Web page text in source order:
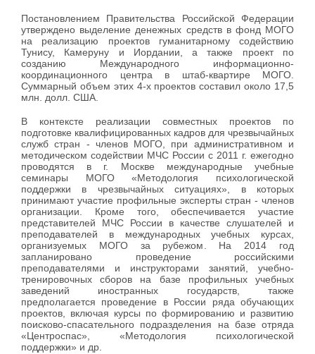
Постановлением Правительства Российской Федерации
утверждено выделение денежных средств в фонд МОГО
на реализацию проектов гуманитарному содействию
Тунису, Камеруну и Иордании, а также проект по
созданию Международного информационно-
координационного центра в штаб-квартире МОГО.
Суммарный объем этих 4-х проектов составил около 17,5
млн. долл. США.
В контексте реализации совместных проектов по
подготовке квалифицированных кадров для чрезвычайных
служб стран - членов МОГО, при административном и
методическом содействии МЧС России с 2011 г. ежегодно
проводятся в г. Москве международные учебные
семинары МОГО «Методология психологической
поддержки в чрезвычайных ситуациях», в которых
принимают участие профильные эксперты стран - членов
организации. Кроме того, обеспечивается участие
представителей МЧС России в качестве слушателей и
преподавателей в международных учебных курсах,
организуемых МОГО за рубежом. На 2014 год
запланировано проведение российскими
преподавателями и инструкторами занятий, учебно-
тренировочных сборов на базе профильных учебных
заведений иностранных государств, также
предполагается проведение в России ряда обучающих
проектов, включая курсы по формированию и развитию
поисково-спасательного подразделения на базе отряда
«Центроспас», «Методология психологической
поддержки» и др.